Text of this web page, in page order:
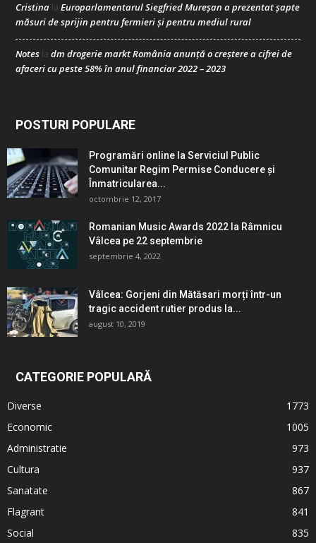
Cristina la Europarlamentarul Siegfried Mureșan a prezentat șapte
măsuri de sprijin pentru fermieri și pentru mediul rural
Notes la dm drogerie markt România anunță o creștere a cifrei de
afaceri cu peste 58% în anul financiar 2022 – 2023
POSTURI POPULARE
Programări online la Serviciul Public
Comunitar Regim Permise Conducere şi
Înmatricularea...
octombrie 12, 2017
Romanian Music Awards 2022 la Râmnicu
Vâlcea pe 22 septembrie
septembrie 4, 2022
Vâlcea: Gorjeni din Mătăsari morți într-un
tragic accident rutier produs la...
august 10, 2019
CATEGORIE POPULARĂ
Diverse
1773
Economic
1005
Administratie
973
Cultura
937
Sanatate
867
Flagrant
841
Social
835